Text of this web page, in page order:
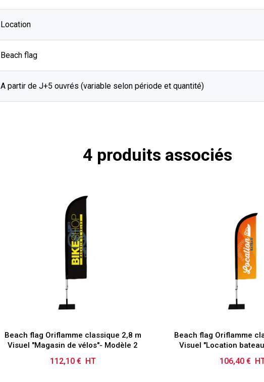
Location
Beach flag
A partir de J+5 ouvrés (variable selon période et quantité)
4 produits associés
Beach flag Oriflamme classique 2,8 m
Visuel "Magasin de vélos"- Modèle 2
Prix
112,10 € HT
Beach flag Oriflamme
Visuel "Location
Prix
106,40 €